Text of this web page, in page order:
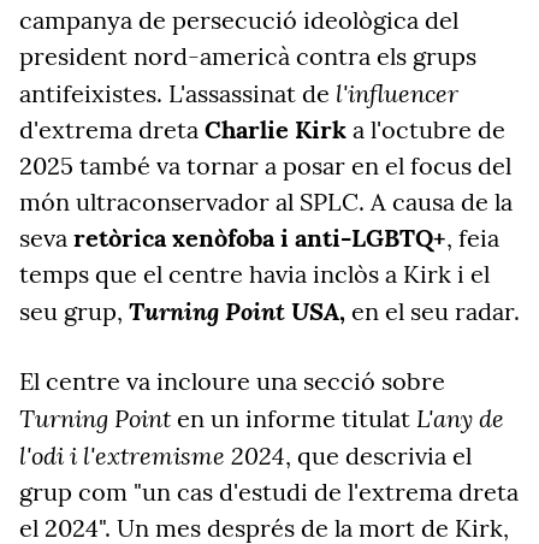
campanya de persecució ideològica del
president nord-americà contra els grups
antifeixistes. L'assassinat de l'influencer
d'extrema dreta Charlie Kirk a l'octubre de
2025 també va tornar a posar en el focus del
món ultraconservador al SPLC. A causa de la
seva retòrica xenòfoba i anti-LGBTQ+, feia
temps que el centre havia inclòs a Kirk i el
seu grup, Turning Point USA, en el seu radar.
El centre va incloure una secció sobre
Turning Point en un informe titulat L'any de
l'odi i l'extremisme 2024, que descrivia el
grup com "un cas d'estudi de l'extrema dreta
el 2024". Un mes després de la mort de Kirk,